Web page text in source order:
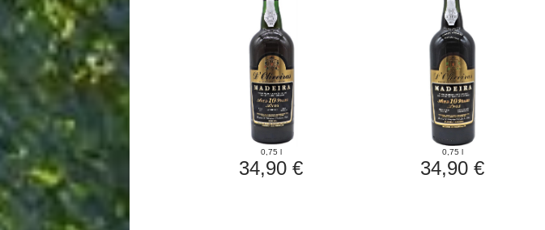
0,75 l
34,90 €
0,75 l
34,90 €